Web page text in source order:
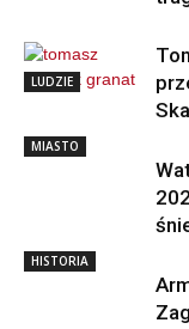
LUDZIE
MIASTO
HISTORIA